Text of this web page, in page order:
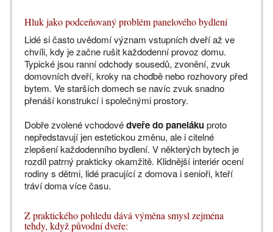
Hluk jako podceňovaný problém panelového bydlení
Lidé si často uvědomí význam vstupních dveří až ve
chvíli, kdy je začne rušit každodenní provoz domu.
Typické jsou ranní odchody sousedů, zvonění, zvuk
domovních dveří, kroky na chodbě nebo rozhovory před
bytem. Ve starších domech se navíc zvuk snadno
přenáší konstrukcí i společnými prostory.
Dobře zvolené vchodovédveře do panelákuproto
nepředstavují jen estetickou změnu, ale i citelné
zlepšení každodenního bydlení. V některých bytech je
rozdíl patrný prakticky okamžitě. Klidnější interiér ocení
rodiny s dětmi, lidé pracující z domova i senioři, kteří
tráví doma více času.
Z praktického pohledu dává výměna smysl zejména
tehdy, když původní dveře: